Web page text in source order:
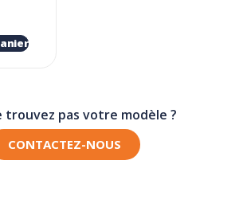
trouvez pas votre modèle ?
CONTACTEZ-NOUS